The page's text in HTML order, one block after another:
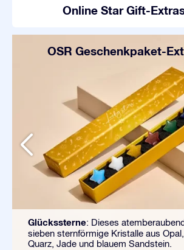
Online Star Gift-
OSR Geschenkpaket-
Glückssterne: Dieses
sieben sternförmige Kristalle aus
Quarz, Jade und blauem Sandstein.